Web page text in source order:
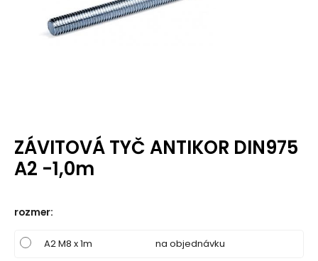
ZÁVITOVÁ TYČ ANTIKOR DIN975
A2 -1,0m
rozmer:
A2 M8 x 1m na objednávku